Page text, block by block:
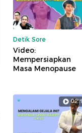
Detik Sore
Video:
Mempersiapkan
Masa Menopause